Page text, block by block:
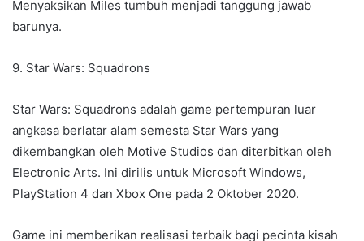
Menyaksikan Miles tumbuh menjadi tanggung jawab
barunya.
9. Star Wars: Squadrons
Star Wars: Squadrons adalah game pertempuran luar
angkasa berlatar alam semesta Star Wars yang
dikembangkan oleh Motive Studios dan diterbitkan oleh
Electronic Arts. Ini dirilis untuk Microsoft Windows,
PlayStation 4 dan Xbox One pada 2 Oktober 2020.
Game ini memberikan realisasi terbaik bagi pecinta kisah